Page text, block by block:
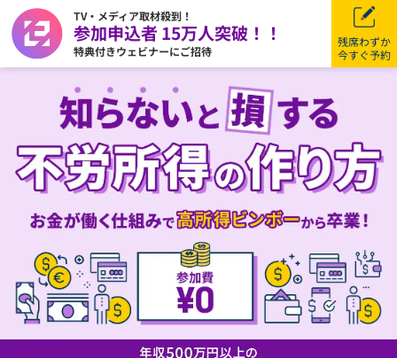
TV・メディア取材殺到！
参加申込者 15万人突破！！
特典付きウェビナーにご招待
残席わずか
今すぐ予約